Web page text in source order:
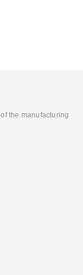
the manufacturing